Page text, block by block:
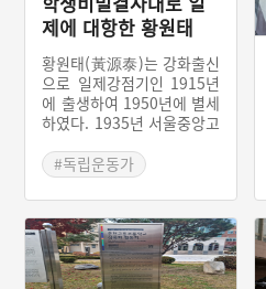
제에 대항한 황원태
황원태(黃源泰)는 강화출신
으로 일제강점기인 1915년
에 출생하여 1950년에 별세
하였다. 1935년 서울중앙고
중 중앙고보반제동맹(中央
高普反帝同盟)에 가입하여
항일활동을 하였다. 반제동
맹은 1933년경 중앙고등보
통학교 학생들이 일제의 압
제에서 벗어나 조국의 독립
과 신 사회를 건설하기 위해
#독립운동가